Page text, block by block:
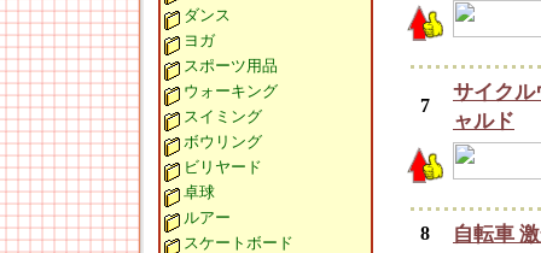
ダンス
ヨガ
スポーツ用品
ウォーキング
スイミング
ボウリング
ビリヤード
卓球
ルアー
スケートボード
7
サイクル
ャルド
8 自転車